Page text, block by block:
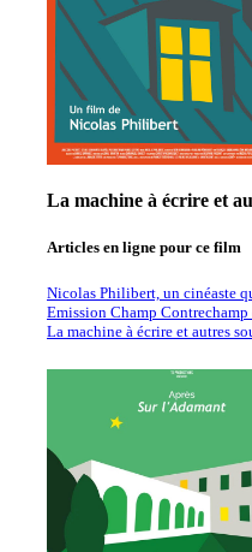
La machine à écrire et
Articles en ligne pour ce film
Nicolas Philibert, un cinéaste
Emission Champ
La machine à écrire et autres